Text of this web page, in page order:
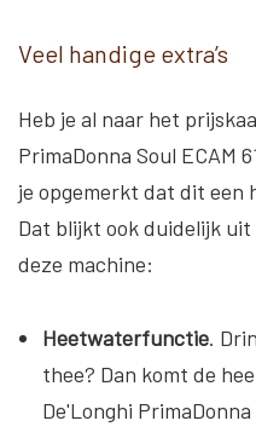
Veel handige extra’s
Heb je al naar het
PrimaDonna Soul ECAM
je opgemerkt dat dit een
Dat blijkt ook duidelijk uit
deze machine:
Heetwaterfunctie.
thee? Dan komt de
De'Longhi PrimaDonna